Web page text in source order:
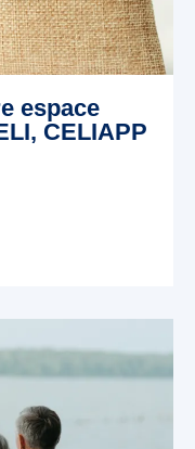
espace
CELIAPP